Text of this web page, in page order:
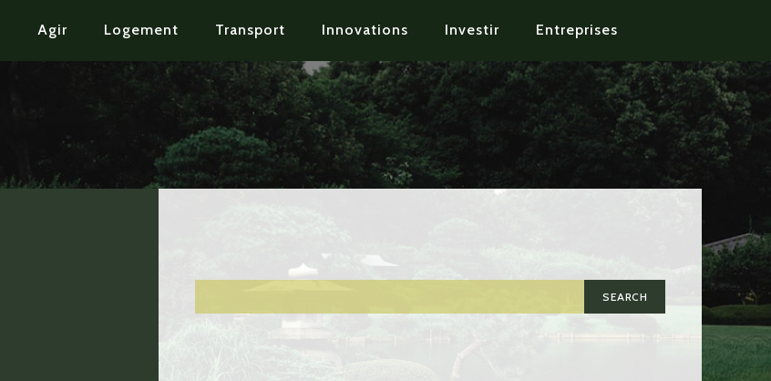
Agir Logement Transport Innovations Investir Entreprises
SEARCH